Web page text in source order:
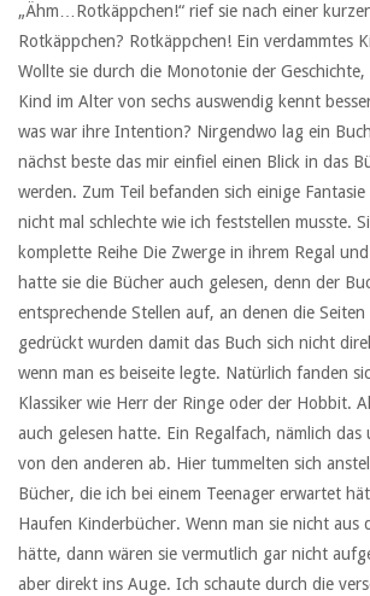
„Ähm…Rotkäppchen!“ rief sie nach einer
Rotkäppchen? Rotkäppchen! Ein verdammtes
Wollte sie durch die Monotonie der
Kind im Alter von sechs auswendig kennt
was war ihre Intention? Nirgendwo lag ein
nächst beste das mir einfiel einen Blick in das
werden. Zum Teil befanden sich einige
nicht mal schlechte wie ich feststellen musste.
komplette Reihe Die Zwerge in ihrem Regal
hatte sie die Bücher auch gelesen, denn der
entsprechende Stellen auf, an denen die
gedrückt wurden damit das Buch sich nicht
wenn man es beiseite legte. Natürlich fanden
Klassiker wie Herr der Ringe oder der Hobbit.
auch gelesen hatte. Ein Regalfach, nämlich das
von den anderen ab. Hier tummelten sich
Bücher, die ich bei einem Teenager erwartet
Haufen Kinderbücher. Wenn man sie nicht aus
hätte, dann wären sie vermutlich gar nicht
aber direkt ins Auge. Ich schaute durch die